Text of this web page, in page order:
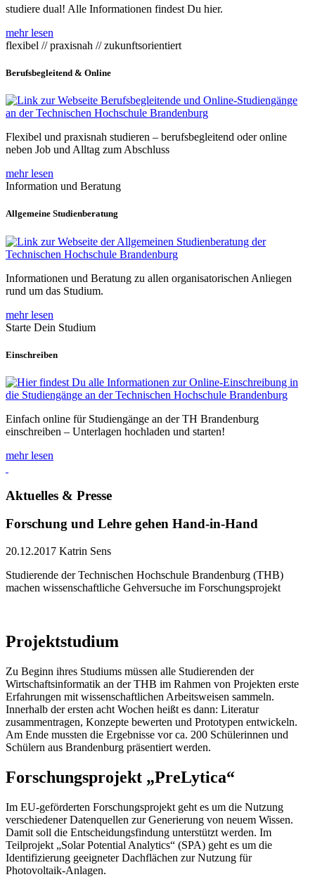
studiere dual! Alle Informationen findest Du hier.
mehr lesen
flexibel // praxisnah // zukunftsorientiert
Berufsbegleitend & Online
Flexibel und praxisnah studieren – berufsbegleitend oder online
neben Job und Alltag zum Abschluss
mehr lesen
Information und Beratung
Allgemeine Studienberatung
Informationen und Beratung zu allen organisatorischen Anliegen
rund um das Studium.
mehr lesen
Starte Dein Studium
Einschreiben
Einfach online für Studiengänge an der TH Brandenburg
einschreiben – Unterlagen hochladen und starten!
mehr lesen
Aktuelles & Presse
Forschung und Lehre gehen Hand-in-Hand
20.12.2017 Katrin Sens
Studierende der Technischen Hochschule Brandenburg (THB)
machen wissenschaftliche Gehversuche im Forschungsprojekt
Projektstudium
Zu Beginn ihres Studiums müssen alle Studierenden der
Wirtschaftsinformatik an der THB im Rahmen von Projekten erste
Erfahrungen mit wissenschaftlichen Arbeitsweisen sammeln.
Innerhalb der ersten acht Wochen heißt es dann: Literatur
zusammentragen, Konzepte bewerten und Prototypen entwickeln.
Am Ende mussten die Ergebnisse vor ca. 200 Schülerinnen und
Schülern aus Brandenburg präsentiert werden.
Forschungsprojekt „PreLytica“
Im EU-geförderten Forschungsprojekt geht es um die Nutzung
verschiedener Datenquellen zur Generierung von neuem Wissen.
Damit soll die Entscheidungsfindung unterstützt werden. Im
Teilprojekt „Solar Potential Analytics“ (SPA) geht es um die
Identifizierung geeigneter Dachflächen zur Nutzung für
Photovoltaik-Anlagen.